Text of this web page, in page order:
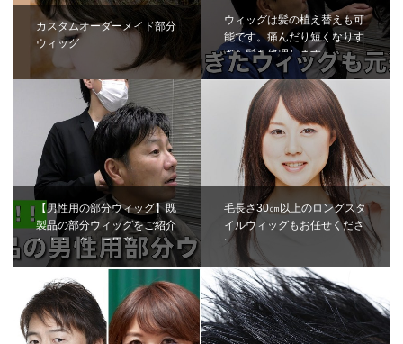
カスタムオーダーメイド部分
ウィッグ
ウィッグは髪の植え替えも可
能です。痛んだり短くなりす
ぎた髪を修理します…
【男性用の部分ウィッグ】既
製品の部分ウィッグをご紹介
します。急いで用意…
毛長さ30㎝以上のロングスタ
イルウィッグもお任せくださ
い